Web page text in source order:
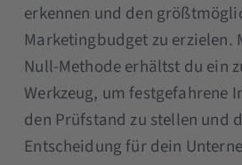
erkennen und den
Marketingbudget zu erzielen.
Null-Methode erhältst du ein
Werkzeug, um festgefahrene
den Prüfstand zu stellen und
Entscheidung für dein